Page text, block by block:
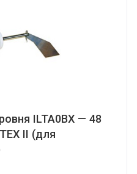
ILTA0BX — 48
II (для